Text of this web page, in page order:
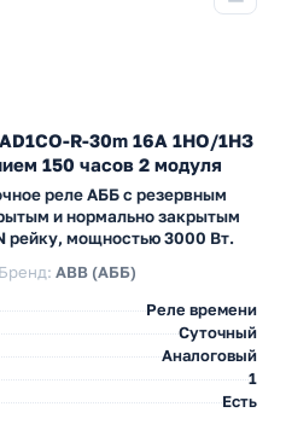
R-30m 16А 1НО/1НЗ
150 часов 2 модуля
реле АББ с резервным
и нормально закрытым
рейку, мощностью 3000 Вт.
Бренд: ABB (АББ)
Реле времени
Суточный
Аналоговый
1
Есть